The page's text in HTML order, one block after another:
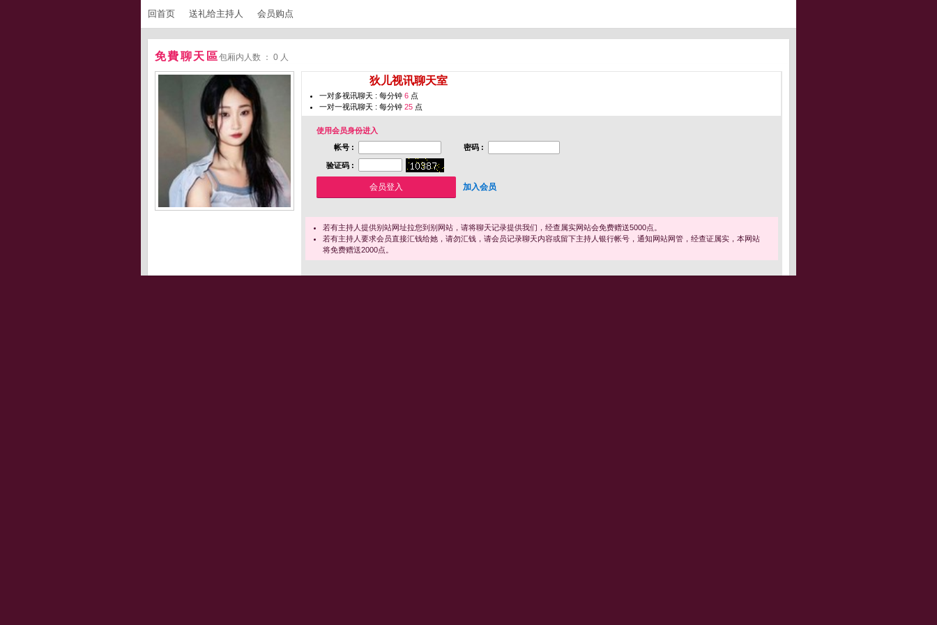
回首页 送礼给主持人 会员购点
免費聊天區包厢内人数 ： 0 人
狄儿视讯聊天室
一对多视讯聊天 : 每分钟 6 点
一对一视讯聊天 : 每分钟 25 点
使用会员身份进入
帐号 :
密码 :
验证码 :
加入会员
若有主持人提供别站网址拉您到别网站，请将聊天记录提供我们，经查属实网站会免费赠送5000点。
若有主持人要求会员直接汇钱给她，请勿汇钱，请会员记录聊天内容或留下主持人银行帐号，通知网站网管，经查证属实，本网站
将免费赠送2000点。